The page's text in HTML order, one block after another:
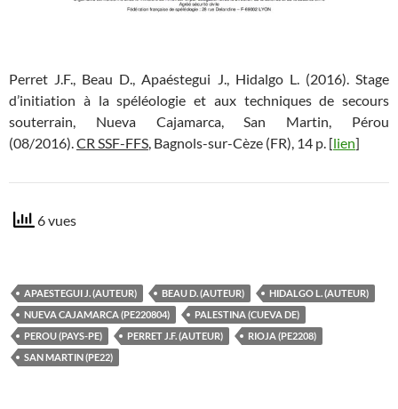
Perret J.F., Beau D., Apaéstegui J., Hidalgo L. (2016). Stage
d’initiation à la spéléologie et aux techniques de secours
souterrain, Nueva Cajamarca, San Martin, Pérou
(08/2016).CR SSF-FFS, Bagnols-sur-Cèze (FR), 14 p. [lien]
6 vues
APAESTEGUI J. (AUTEUR) BEAU D. (AUTEUR)
HIDALGO L. (AUTEUR)
NUEVA CAJAMARCA (PE220804)
PALESTINA (CUEVA DE)
PEROU (PAYS-PE)
PERRET J.F. (AUTEUR)
RIOJA (PE2208)
SAN MARTIN (PE22)